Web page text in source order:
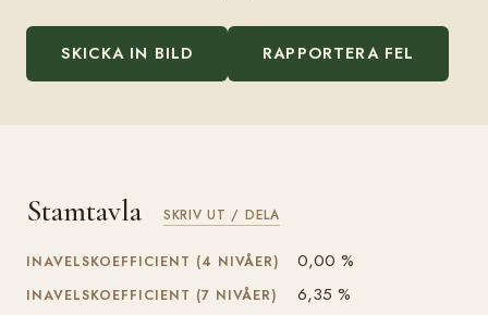
SKICKA IN BILD RAPPORTERA FEL
Stamtavla SKRIV UT / DELA
INAVELSKOEFFICIENT (4 NIVÅER) 0,00 %
INAVELSKOEFFICIENT (7 NIVÅER) 6,35 %